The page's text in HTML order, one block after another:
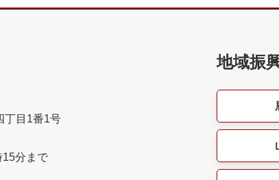
目1番1号
15分まで
地域振